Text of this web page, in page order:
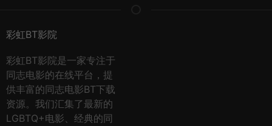
彩虹BT影院
彩虹BT影院是一家专注于
同志电影的在线平台，提
供丰富的同志电影BT下载
资源。我们汇集了最新的
LGBTQ+电影、经典的同